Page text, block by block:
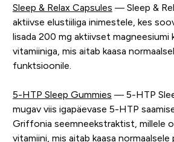
Sleep & Relax Capsules — Sleep &
aktiivse elustiiliga inimestele, kes
lisada 200 mg aktiivset magneesiumi
vitamiiniga, mis aitab kaasa
funktsioonile.
5-HTP Sleep Gummies — 5-HTP
mugav viis igapäevase 5-HTP
Griffonia seemneekstraktist, millele
vitamiini, mis aitab kaasa